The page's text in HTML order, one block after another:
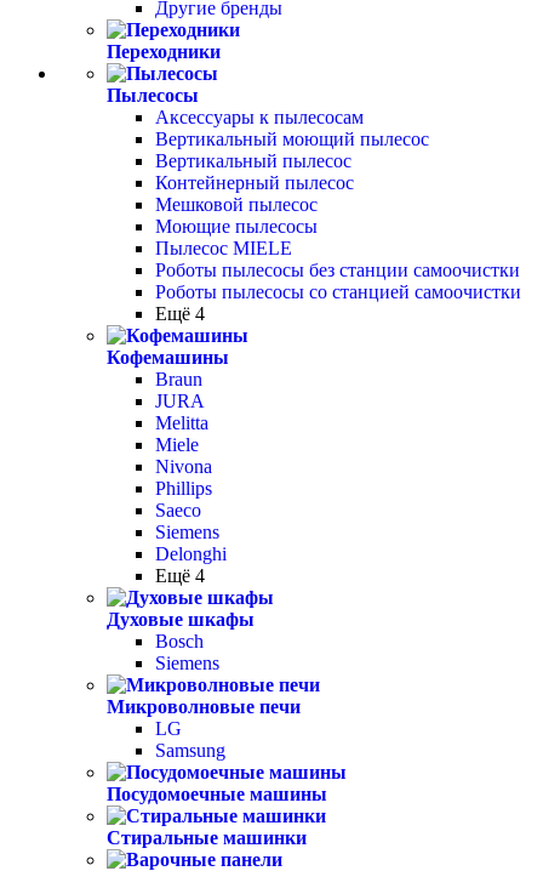
Другие бренды
Переходники
Пылесосы
Аксессуары к пылесосам
Вертикальный моющий пылесос
Вертикальный пылесос
Контейнерный пылесос
Мешковой пылесос
Моющие пылесосы
Пылесос MIELE
Роботы пылесосы без станции самоочистки
Роботы пылесосы со станцией самоочистки
Ещё 4
Кофемашины
Braun
JURA
Melitta
Miele
Nivona
Phillips
Saeco
Siemens
Delonghi
Ещё 4
Духовые шкафы
Bosch
Siemens
Микроволновые печи
LG
Samsung
Посудомоечные машины
Стиральные машинки